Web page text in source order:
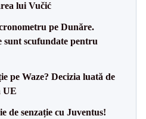
lui Vučić
pe Dunăre.
sunt scufundate pentru
pe Waze? Decizia luată de
UE
de senzație cu Juventus!